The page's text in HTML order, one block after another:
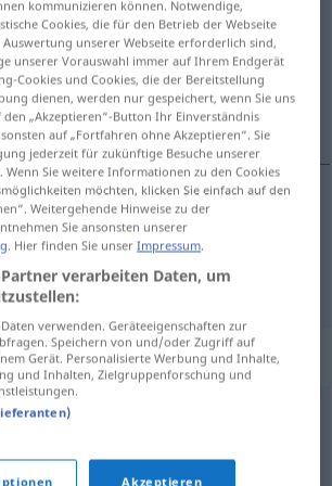
Übersetzung anklicken/antippen)
für "Liebschaft"
kommunizieren können. Notwendige,
Cookies, die für den Betrieb der Webseite
unserer Webseite erforderlich sind,
unserer Vorauswahl immer auf Ihrem Endgerät
Cookies und Cookies, die der Bereitstellung
dienen, werden nur gespeichert, wenn Sie uns
„Akzeptieren“-Button Ihr Einverständnis
auf „Fortfahren ohne Akzeptieren“. Sie
jederzeit für zukünftige Besuche unserer
Wenn Sie weitere Informationen zu den Cookies
möchten, klicken Sie einfach auf den
Weitergehende Hinweise zu der
Sie ansonsten unserer
. Hier finden Sie unserImpressum.
verarbeiten Daten, um
verwenden. Geräteeigenschaften zur
Speichern von und/oder Zugriff auf
Gerät. Personalisierte Werbung und Inhalte,
und Inhalten, Zielgruppenforschung und
Akzeptieren